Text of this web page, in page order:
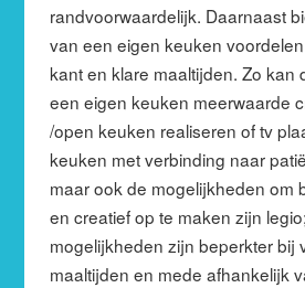
randvoorwaardelijk. Daarnaast
van een eigen keuken
kant en klare maaltijden. Zo kan
een eigen keuken meerwaarde
/open keuken realiseren of tv
keuken met verbinding naar
maar ook de mogelijkheden om
en creatief op te maken zijn
mogelijkheden zijn beperkter bij
maaltijden en mede afhankelijk